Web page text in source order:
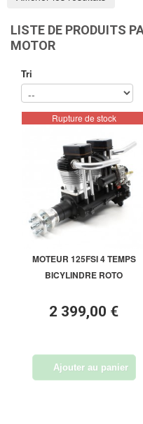
LISTE DE PRODUITS
MOTOR
Tri
Rupture de stock
MOTEUR 125FSI 4 TEMPS
BICYLINDRE ROTO
2 399,00 €
Ajouter au panier